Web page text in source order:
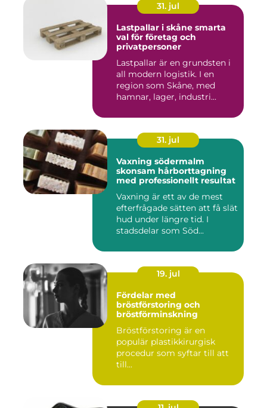
31. jul
Lastpallar i skåne smarta
val för företag och
privatpersoner
Lastpallar är en grundsten i
all modern logistik. I en
region som Skåne, med
hamnar, lager, industri...
31. jul
Vaxning södermalm
skonsam hårborttagning
med professionellt resultat
Vaxning är ett av de mest
efterfrågade sätten att få slät
hud under längre tid. I
stadsdelar som Söd...
19. jul
Fördelar med
bröstförstoring och
bröstförminskning
Bröstförstoring är en
populär plastikkirurgisk
procedur som syftar till att
till...